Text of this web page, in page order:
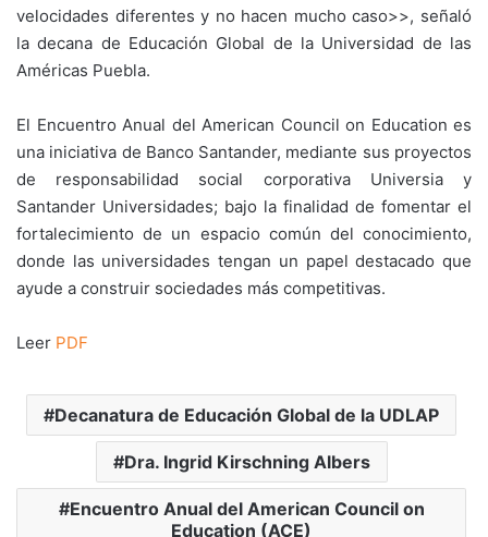
velocidades diferentes y no hacen mucho caso>>, señaló
la decana de Educación Global de la Universidad de las
Américas Puebla.
El Encuentro Anual del American Council on Education es
una iniciativa de Banco Santander, mediante sus proyectos
de responsabilidad social corporativa Universia y
Santander Universidades; bajo la finalidad de fomentar el
fortalecimiento de un espacio común del conocimiento,
donde las universidades tengan un papel destacado que
ayude a construir sociedades más competitivas.
Leer PDF
Decanatura de Educación Global de la UDLAP
Dra. Ingrid Kirschning Albers
Encuentro Anual del American Council on
Education (ACE)